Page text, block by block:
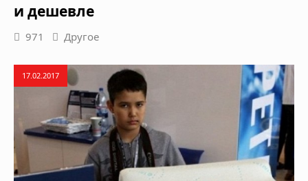
и дешевле
971 Другое
17.02.2017